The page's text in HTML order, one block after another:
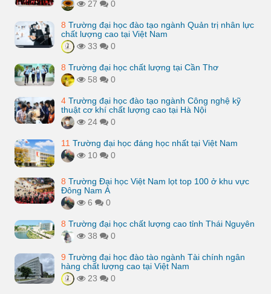
27
0
8 Trường đại học đào tạo ngành Quản trị nhân lực
chất lượng cao tại Việt Nam
33
0
8 Trường đại học chất lượng tại Cần Thơ
58
0
4 Trường đại học đào tạo ngành Công nghệ kỹ
thuật cơ khí chất lượng cao tại Hà Nội
24
0
11 Trường đại học đáng học nhất tại Việt Nam
10
0
8 Trường Đại học Việt Nam lọt top 100 ở khu vực
Đông Nam Á
6
0
8 Trường đại học chất lượng cao tỉnh Thái Nguyên
38
0
9 Trường đại học đào tào ngành Tài chính ngân
hàng chất lượng cao tại Việt Nam
23
0